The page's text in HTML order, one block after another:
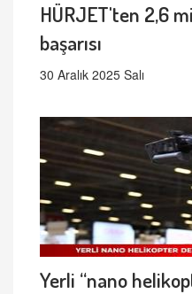
HÜRJET'ten 2,6
başarısı
30 Aralık 2025 Salı
Yerli “nano